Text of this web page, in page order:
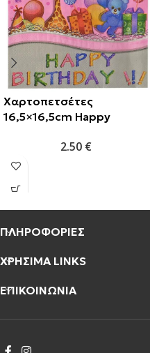
Χαρτοπετσέτες
16,5×16,5cm Happy
2.50 €
ΠΛΗΡΟΦΟΡΙΕΣ
ΧΡΗΣΙΜΑ LINKS
ΕΠΙΚΟΙΝΩΝΙΑ